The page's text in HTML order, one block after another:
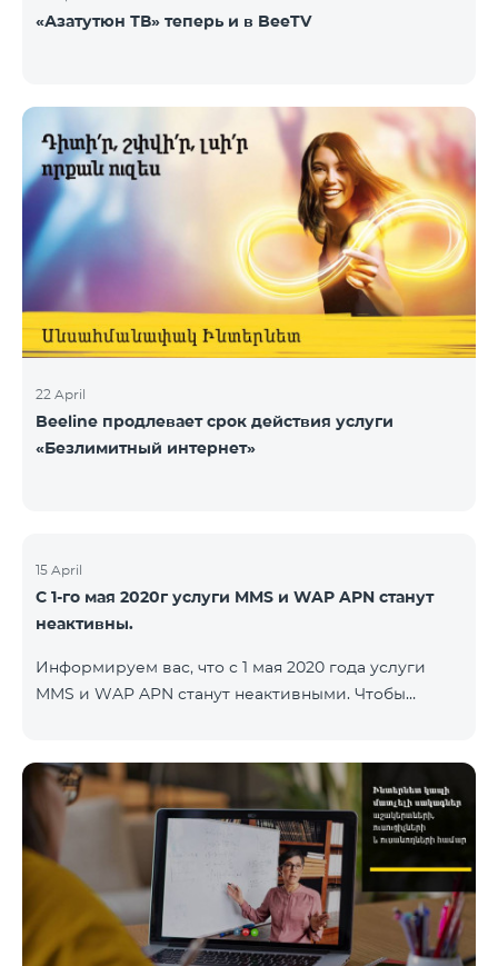
«Азатутюн ТВ» теперь и в BeeTV
22 April
Beeline продлевает срок действия услуги
«Безлимитный интернет»
15 April
С 1-го мая 2020г услуги MMS и WAP APN станут
неактивны.
Информируем вас, что с 1 мая 2020 года услуги
MMS и WAP APN станут неактивными. Чтобы
internet.beeline.am и удалить поля Port, Proxy,
Password. Подробности: 0611